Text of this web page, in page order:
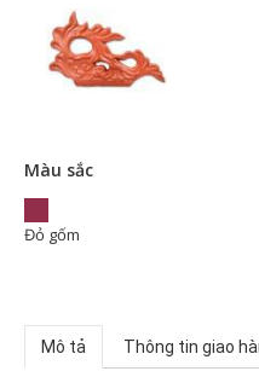
Màu sắc
Đỏ gốm
Mô tả Thông tin giao